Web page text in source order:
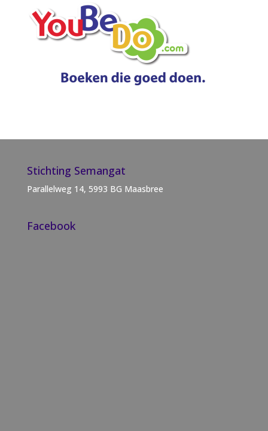
Stichting Semangat
Parallelweg 14, 5993 BG Maasbree
Facebook